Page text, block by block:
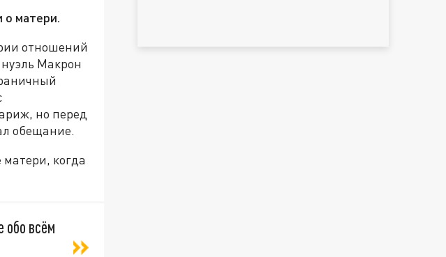
о матери.
отношений
Макрон
но перед
обещание.
когда
обо всём